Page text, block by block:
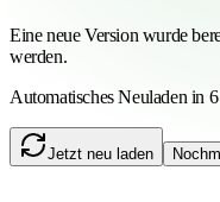
Eine neue Version wurde
werden.
Automatisches Neuladen in
Jetzt neu laden